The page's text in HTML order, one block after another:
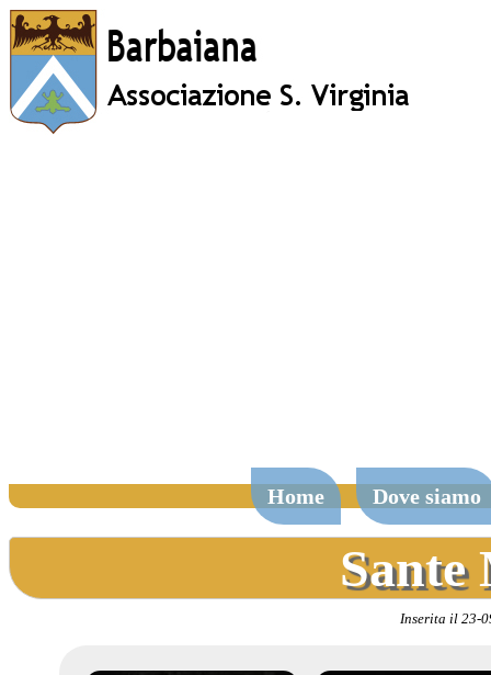
Home Dove siamo
Sante
Inserita il 23-